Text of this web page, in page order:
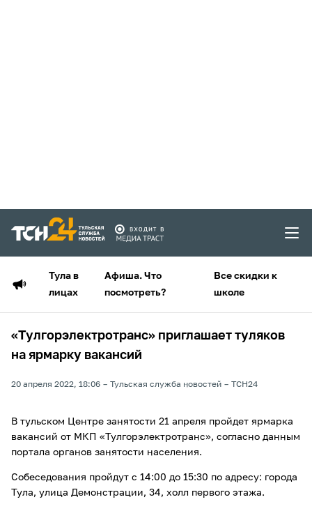
Тула в
лицах
Афиша. Что
посмотреть?
Все скидки к
школе
«Тулгорэлектротранс» приглашает туляков
на ярмарку вакансий
20 апреля 2022, 18:06 Тульская служба новостей ТСН24
В тульском Центре занятости 21 апреля пройдет ярмарка
вакансий от МКП «Тулгорэлектротранс», согласно данным
портала органов занятости населения.
Собеседования пройдут с 14:00 до 15:30 по адресу: города
Тула, улица Демонстрации, 34, холл первого этажа.